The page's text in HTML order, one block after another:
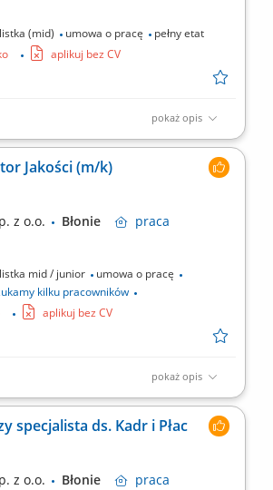
(mid) umowa o pracę
pełny etat
aplikuj bez CV
pokaż opis
Doskonalenie procesów produkcyjnych,
wskaźników jakościowych (PPM,
o Inicjowanie i koordynacja działań dla
Podejmowanie działań dla
Jakości (m/k)
z o.o. Błonie
praca
mid / junior
umowa o pracę
kilku pracowników
aplikuj bez CV
pokaż opis
Twoich obowiązków? Bieżąca kontrola
trakcie procesu produkcji, Końcowa kontrola
schodzących z linii produkcyjnej,
działami w celu rozwiązywania problemów
specjalista ds. Kadr i Płac
z o.o. Błonie
praca